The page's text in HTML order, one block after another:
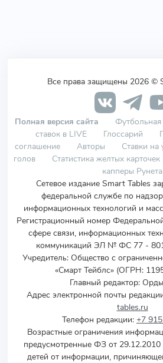
Все права защищены 2026 ©
Полная версия сайта Футбольная
ставок в LIVE
Глоссарий
соглашение
Авторы Ставки на
голов
Статистика желтых карточек
капперы Рунета
Сетевое издание Smart Tables
федеральной службе по
информационных технологий и
Регистрационный номер
сфере связи, информационных
коммуникаций ЭЛ № ФС 77 -
Учредитель: Общество с
«Смарт Тейблс» (ОГРН:
Главный редактор:
Адрес электронной почты
tables.ru
Телефон редакции: +7
Возрастные ограничения
предусмотренные ФЗ от
детей от информации,